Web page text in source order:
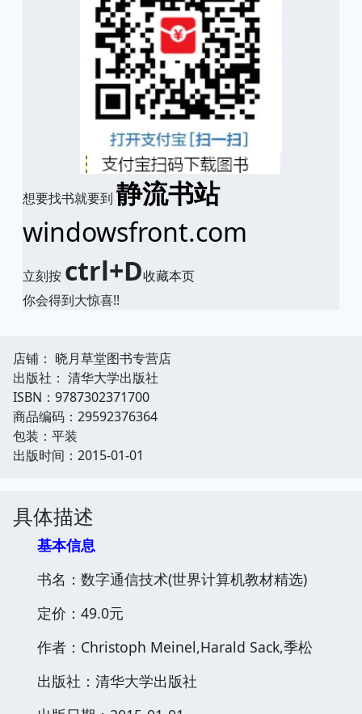
想要找书就要到 静流书站
windowsfront.com
立刻按 ctrl+D收藏本页
你会得到大惊喜!!
店铺： 晓月草堂图书专营店
出版社： 清华大学出版社
ISBN：9787302371700
商品编码：29592376364
包装：平装
出版时间：2015-01-01
具体描述
基本信息
书名：数字通信技术(世界计算机教材精选)
定价：49.0元
作者：Christoph Meinel,Harald Sack,季松
出版社：清华大学出版社